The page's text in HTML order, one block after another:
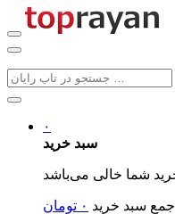
۰
سبد خرید
جمع سبد خرید ۰ تومان